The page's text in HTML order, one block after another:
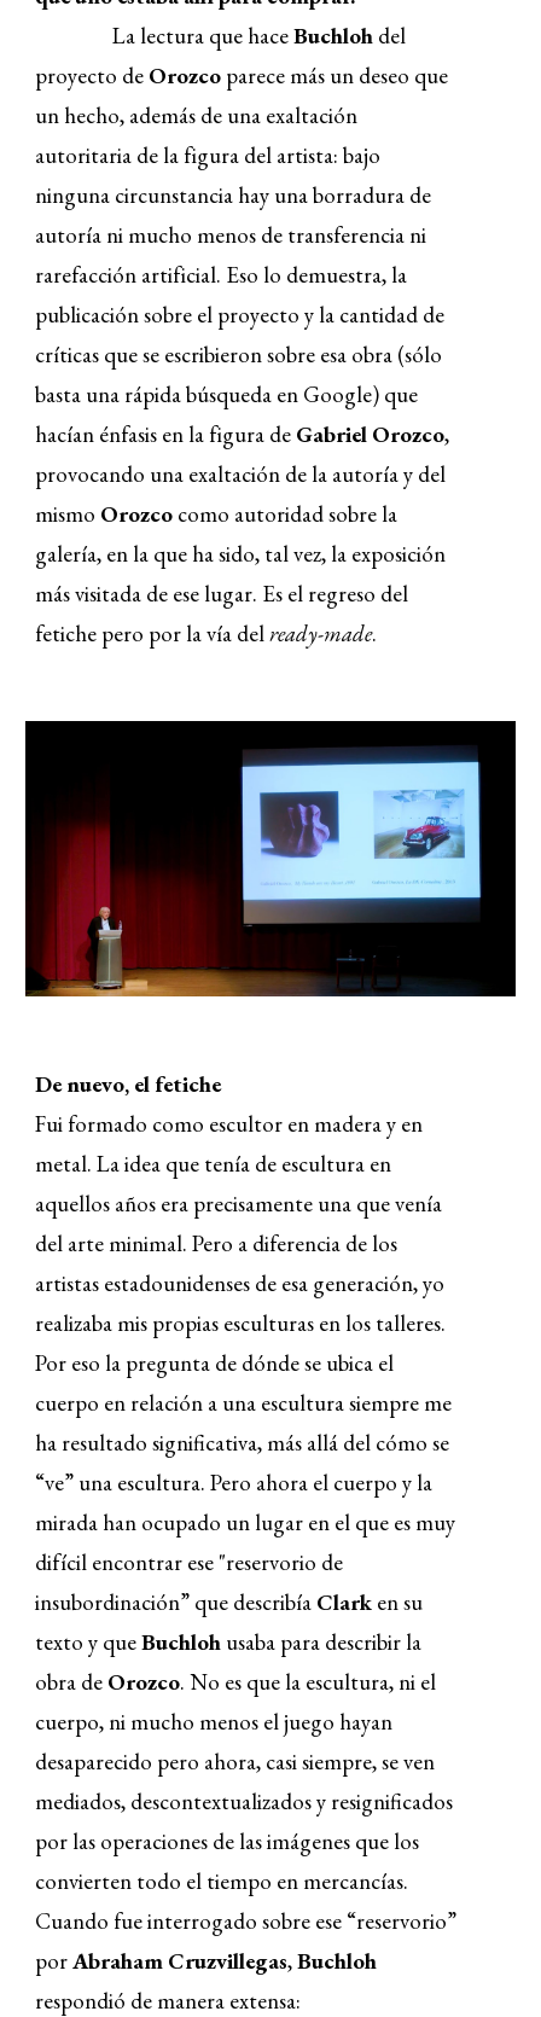
La lectura que haceBuchloh del
proyecto de Orozco parece más un deseo que
un hecho, además de una exaltación
autoritaria de la figura del artista: bajo
ninguna circunstancia hay una borradura de
autoría ni mucho menos de transferencia ni
rarefacción artificial. Eso lo demuestra, la
publicación sobre el proyecto y la cantidad de
críticas que se escribieron sobre esa obra (sólo
basta una rápida búsqueda en Google) que
hacían énfasis en la figura de Gabriel Orozco,
provocando una exaltación de la autoría y del
mismo Orozco como autoridad sobre la
galería, en la que ha sido, tal vez, la exposición
más visitada de ese lugar. Es el regreso del
fetiche pero por la vía delready-made.
De nuevo, el fetiche
Fui formado como escultor en madera y en
metal. La idea que tenía de escultura en
aquellos años era precisamente una que venía
del arte minimal. Pero a diferencia de los
artistas estadounidenses de esa generación, yo
realizaba mis propias esculturas en los talleres.
Por eso la pregunta de dónde se ubica el
cuerpo en relación a una escultura siempre me
ha resultado significativa, más allá del cómo se
“ve” una escultura. Pero ahora el cuerpo y la
mirada han ocupado un lugar en el que es muy
difícil encontrar ese "reservorio de
insubordinación” que describía Clark en su
texto y queBuchloh usaba para describir la
obra de Orozco. No es que la escultura, ni el
cuerpo, ni mucho menos el juego hayan
desaparecido pero ahora, casi siempre, se ven
mediados, descontextualizados y resignificados
por las operaciones de las imágenes que los
convierten todo el tiempo en mercancías.
Cuando fue interrogado sobre ese “reservorio”
porAbraham Cruzvillegas,Buchloh
respondió de manera extensa: